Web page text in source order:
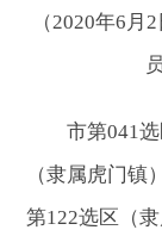
（2020年6
市第041
（隶属虎门
第122选区（